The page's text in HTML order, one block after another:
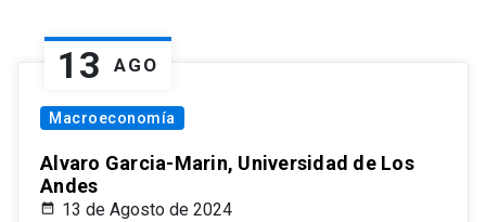
13 AGO
Macroeconomía
Alvaro Garcia-Marin, Universidad de Los
Andes
13 de Agosto de 2024